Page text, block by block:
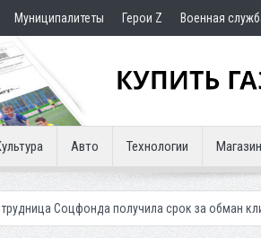
Муниципалитеты Герои Z Военная
Авто Технологии
получила срок за обман клиентов